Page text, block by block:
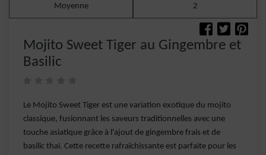
Moyenne
2
Mojito Sweet Tiger au Gingembre et
Basilic
Le Mojito Sweet Tiger est une variation exotique du mojito
classique, fusionnant les saveurs traditionnelles avec une
touche asiatique grâce à l'ajout de gingembre frais et de
basilic thaï. Cette recette rafraîchissante est parfaite pour les